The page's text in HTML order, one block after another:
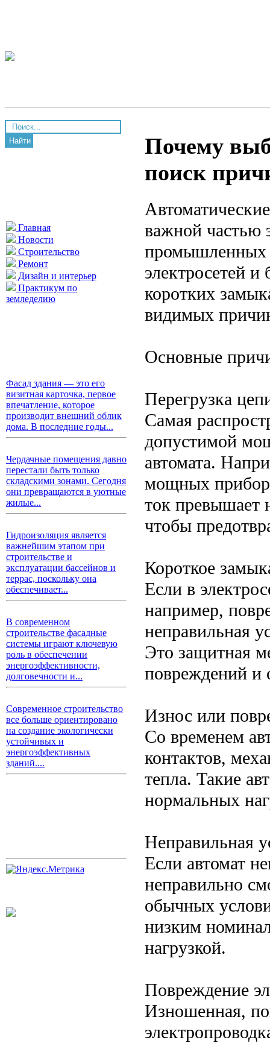
Найти
Главная
Новости
Строительство
Ремонт
Дизайн и интерьер
Практикум по
земледелию
Фасад здания — это его
визитная карточка, первое
впечатление, которое
производит внешний облик
дома. В последние годы...
Чердачные помещения давно
перестали быть только
складскими зонами. Сегодня
они превращаются в уютные
жилые...
Гидроизоляция является
важнейшим этапом при
строительстве и
эксплуатации бассейнов и
террас, поскольку она
обеспечивает...
В современном
строительстве фасадные
системы играют ключевую
роль в обеспечении
энергоэффективности,
долговечности и...
Современное строительство
все больше ориентировано
на создание экологически
устойчивых и
энергоэффективных
зданий....
Почему
поиск
важной частью
промышленных
электросетей
коротких
видимых
Основные
Перегрузка
Самая
допустимой
автомата.
мощных
ток превышает
чтобы
Короткое
Если в
например,
неправильная
Это защитная
повреждений и
Износ или
Со временем
контактов,
тепла. Такие
нормальных
Неправильная
Если автомат
неправильно
обычных
низким
нагрузкой.
Повреждение
Изношенная,